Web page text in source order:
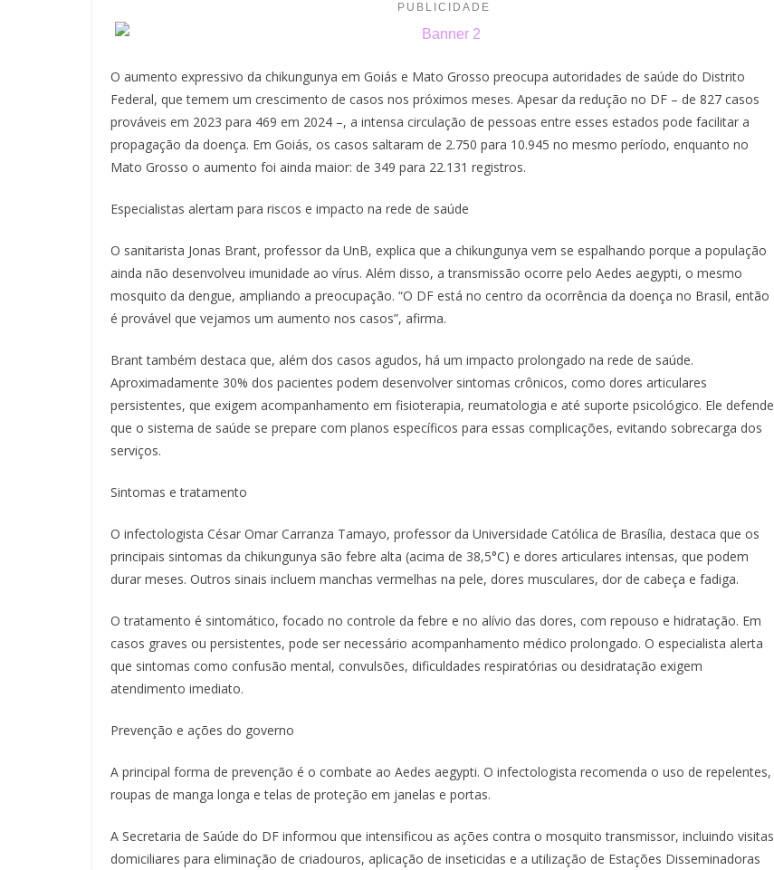
PUBLICIDADE
O aumento expressivo da chikungunya em Goiás e Mato Grosso preocupa autoridades de saúde do Distrito
Federal, que temem um crescimento de casos nos próximos meses. Apesar da redução no DF – de 827 casos
prováveis em 2023 para 469 em 2024 –, a intensa circulação de pessoas entre esses estados pode facilitar a
propagação da doença. Em Goiás, os casos saltaram de 2.750 para 10.945 no mesmo período, enquanto no
Mato Grosso o aumento foi ainda maior: de 349 para 22.131 registros.
Especialistas alertam para riscos e impacto na rede de saúde
O sanitarista Jonas Brant, professor da UnB, explica que a chikungunya vem se espalhando porque a população
ainda não desenvolveu imunidade ao vírus. Além disso, a transmissão ocorre pelo Aedes aegypti, o mesmo
mosquito da dengue, ampliando a preocupação. “O DF está no centro da ocorrência da doença no Brasil, então
é provável que vejamos um aumento nos casos”, afirma.
Brant também destaca que, além dos casos agudos, há um impacto prolongado na rede de saúde.
Aproximadamente 30% dos pacientes podem desenvolver sintomas crônicos, como dores articulares
persistentes, que exigem acompanhamento em fisioterapia, reumatologia e até suporte psicológico. Ele defende
que o sistema de saúde se prepare com planos específicos para essas complicações, evitando sobrecarga dos
serviços.
Sintomas e tratamento
O infectologista César Omar Carranza Tamayo, professor da Universidade Católica de Brasília, destaca que os
principais sintomas da chikungunya são febre alta (acima de 38,5°C) e dores articulares intensas, que podem
durar meses. Outros sinais incluem manchas vermelhas na pele, dores musculares, dor de cabeça e fadiga.
O tratamento é sintomático, focado no controle da febre e no alívio das dores, com repouso e hidratação. Em
casos graves ou persistentes, pode ser necessário acompanhamento médico prolongado. O especialista alerta
que sintomas como confusão mental, convulsões, dificuldades respiratórias ou desidratação exigem
atendimento imediato.
Prevenção e ações do governo
A principal forma de prevenção é o combate ao Aedes aegypti. O infectologista recomenda o uso de repelentes,
roupas de manga longa e telas de proteção em janelas e portas.
A Secretaria de Saúde do DF informou que intensificou as ações contra o mosquito transmissor, incluindo visitas
domiciliares para eliminação de criadouros, aplicação de inseticidas e a utilização de Estações Disseminadoras